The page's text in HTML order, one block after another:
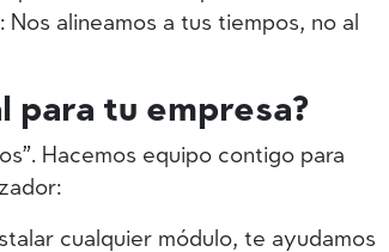
Nos alineamos a tus tiempos, no al
para tu empresa?
Hacemos equipo contigo para
cualquier módulo, te ayudamos